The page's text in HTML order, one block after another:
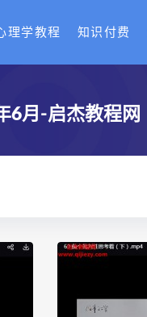
理学教程 知识付费
6月-启杰教程网